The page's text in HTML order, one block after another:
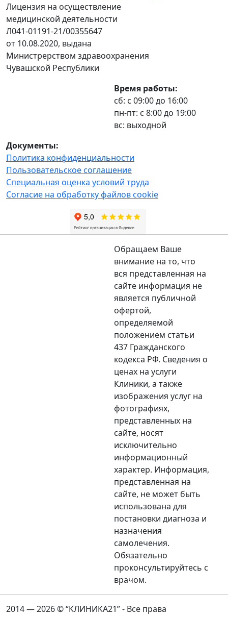
Лицензия на осуществление
медицинской деятельности
Л041-01191-21/00355647
от 10.08.2020, выдана
Министрерством здравоохранения
Чувашской Республики
Время работы:
сб: с 09:00 до 16:00
пн-пт: с 8:00 до 19:00
вс: выходной
Документы:
Политика конфиденциальности
Пользовательское соглашение
Специальная оценка условий труда
Согласие на обработку файлов cookie
Обращаем Ваше
внимание на то, что
вся представленная на
сайте информация не
является публичной
офертой,
определяемой
положением статьи
437 Гражданского
кодекса РФ. Сведения о
ценах на услуги
Клиники, а также
изображения услуг на
фотографиях,
представленных на
сайте, носят
исключительно
информационный
характер. Информация,
представленная на
сайте, не может быть
использована для
постановки диагноза и
назначения
самолечения.
Обязательно
проконсультируйтесь с
врачом.
2014 — 2026 © “КЛИНИКА21” - Все права